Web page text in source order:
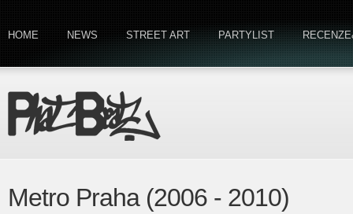
HOME NEWS STREET ART PARTYLIST
Metro Praha (2006 - 2010)